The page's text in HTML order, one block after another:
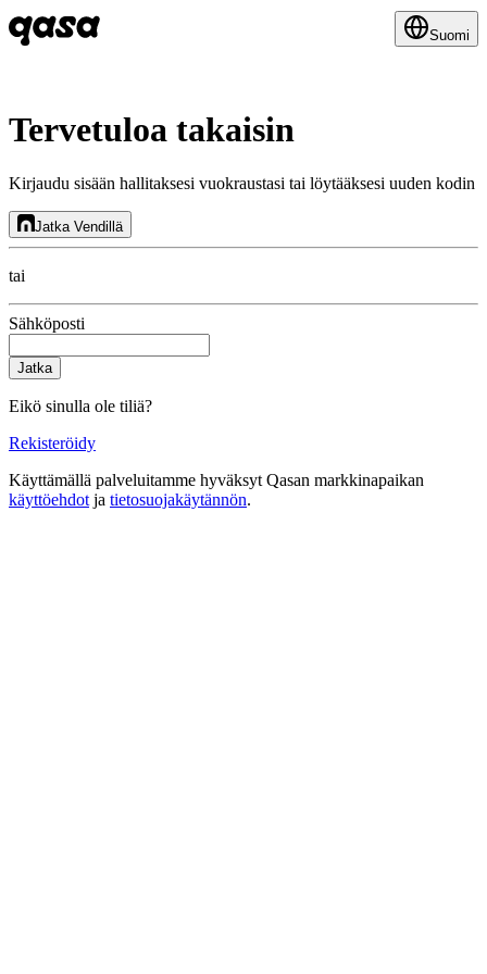
Suomi
Tervetuloa takaisin
Kirjaudu sisään hallitaksesi vuokraustasi tai löytääksesi uuden kodin
Jatka Vendillä
tai
Sähköposti
Jatka
Eikö sinulla ole tiliä?
Rekisteröidy
Käyttämällä palveluitamme hyväksyt Qasan markkinapaikan
käyttöehdot ja tietosuojakäytännön.